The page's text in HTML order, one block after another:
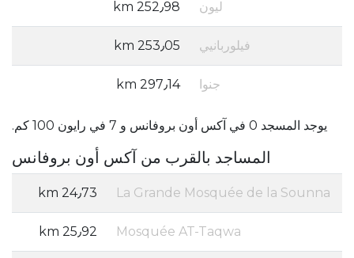
ليون 252٫98 km
فيلوربانيي 253٫05 km
جنوا 297٫14 km
يوجد المسجد 0 في آكس أون بروفانس و 7 في رايون 100 كم.
المساجد بالقرب من آكس أون بروفانس
La Grande Mosquée de la Sounna 24٫73 km
Mosquée AT-Taqwa 25٫92 km